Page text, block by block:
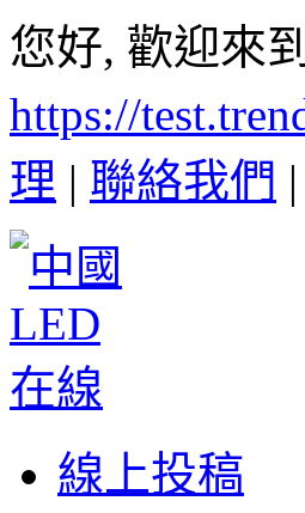
您好, 歡迎來
https://
理 | 聯絡我們 |
線上投稿